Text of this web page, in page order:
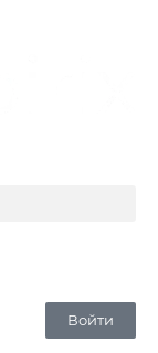
Войти